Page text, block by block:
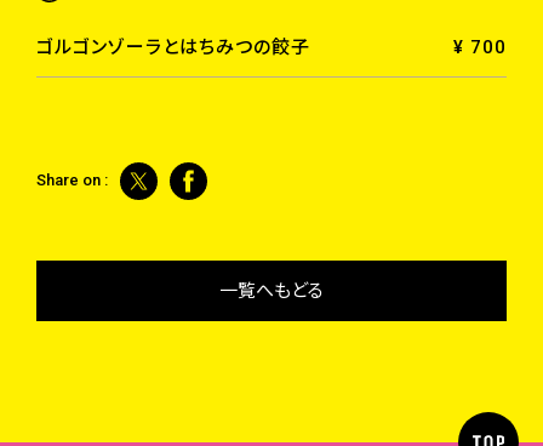
ゴルゴンゾーラとはちみつの餃子 ¥ 700
Share on :
一覧へもどる